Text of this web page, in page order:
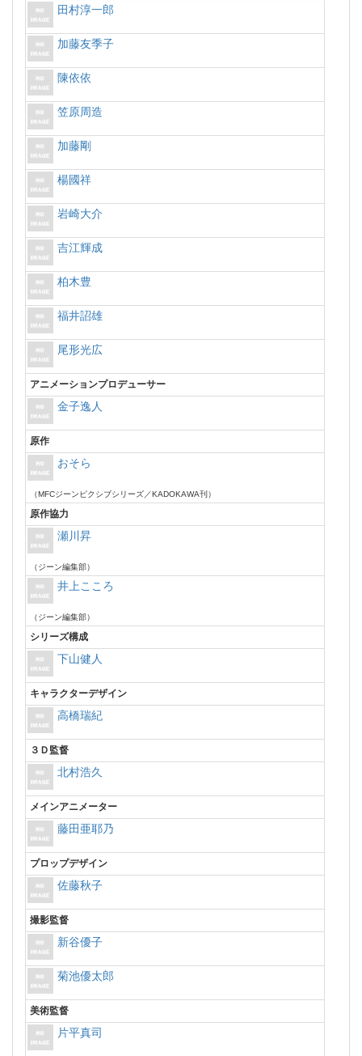
田村淳一郎
加藤友季子
陳依依
笠原周造
加藤剛
楊國祥
岩崎大介
吉江輝成
柏木豊
福井詔雄
尾形光広
アニメーションプロデューサー
金子逸人
原作
おそら
（MFCジーンピクシブシリーズ／KADOKAWA刊）
原作協力
瀬川昇
（ジーン編集部）
井上こころ
（ジーン編集部）
シリーズ構成
下山健人
キャラクターデザイン
高橋瑞紀
３Ｄ監督
北村浩久
メインアニメーター
藤田亜耶乃
プロップデザイン
佐藤秋子
撮影監督
新谷優子
菊池優太郎
美術監督
片平真司